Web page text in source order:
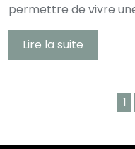
permettre de vivre
Lire la suite
1